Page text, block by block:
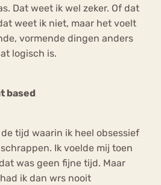
Dat weet ik wel zeker. Of dat
weet ik niet, maar het voelt
vormende dingen anders
logisch is.
based
tijd waarin ik heel obsessief
Ik voelde mij toen
was geen fijne tijd. Maar
ik dan wrs nooit